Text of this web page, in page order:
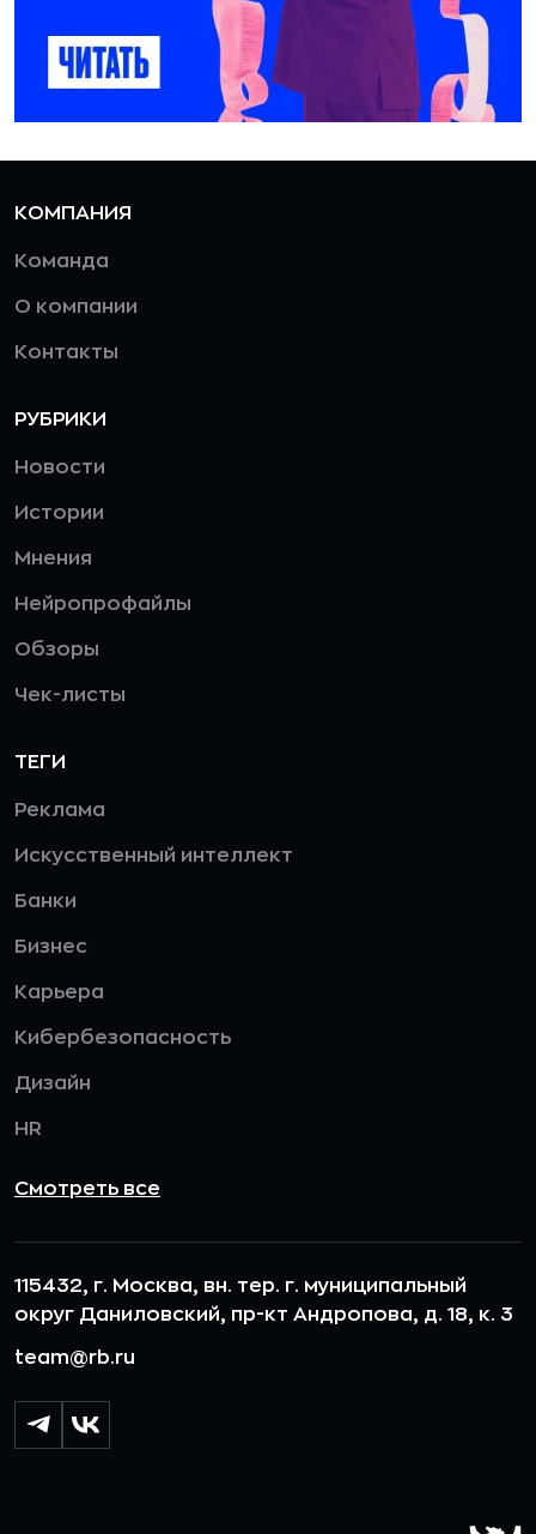
КОМПАНИЯ
Команда
О компании
Контакты
РУБРИКИ
Новости
Истории
Мнения
Нейропрофайлы
Обзоры
Чек-листы
ТЕГИ
Реклама
Искусственный интеллект
Банки
Бизнес
Карьера
Кибербезопасность
Дизайн
HR
Смотреть все
115432, г. Москва, вн. тер. г. муниципальный
округ Даниловский, пр-кт Андропова, д. 18, к. 3
team@rb.ru